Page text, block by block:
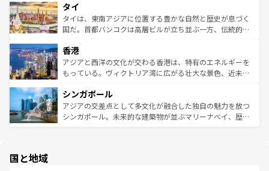
リティに包まれながら、韓国の多彩な魅力を心ゆくまで味
わってみてほしい。 なお、新着の韓国情報はコンテンツ一
覧を参照してほしい。
急速な発展と共に伝統が息づく。ハノイの古い町並みやホ
ーチミン市のフランス統治時代の建物も、独特の雰囲気を
醸し出している。また、バラエティの豊かさとおいしさで
とつ。フォーやバインミー、ベトナムコーヒーなどは、ぜ
ひ現地で味わいたい。どの地域を訪れてもあたたかい人々
が旅行者を迎えてくれるので、きっと忘れられない旅にな
参照してほしい。
タイ
タイは、東南アジアに位置する豊かな自然と歴史が息づく
国だ。首都バンコクは高層ビルが立ち並ぶ一方、伝統的な
の活気が交差している。北部ではチェンマイなどの山岳地
帯で自然と触れ合い、南部ではプーケットやクラビの美し
いビーチでリゾート気分を楽しむことができる。タイ料理
激する。気候は一年中温暖で、どの季節にも異なる楽しみ
が待っている。親しみやすいタイの人々、仏教を中心とし
た文化、そして多様な観光資源が、訪れる旅人を魅了し続
香港
アジアと西洋の文化が交わる香港は、特有のエネルギーを
もっている。ヴィクトリア湾に広がる壮大な景色、近未来
み、どこを訪れても感動するはず。観光スポットが密集し
ており、効率よく見どころを回れるのも魅力。息をのむよ
うな絶景から文化的な体験まで、香港を存分に楽しみ尽く
シンガポール
アジアの交差点として多文化が融合した独自の魅力を放つ
シンガポール。未来的な建築物が並ぶマリーナベイ、歴史
国と地域